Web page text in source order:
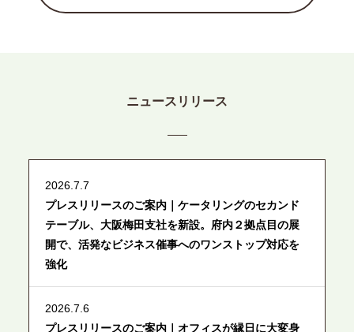
ニュースリリース
2026.7.7
プレスリリースのご案内｜ケータリングのセカンド
テーブル、大阪梅田支社を新設。府内２拠点目の展
開で、活発なビジネス催事へのワンストップ対応を
強化
2026.7.6
プレスリリースのご案内｜オフィスが縁日に大変身